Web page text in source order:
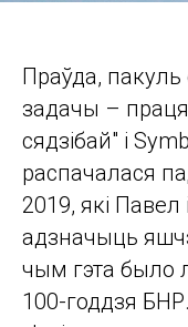
Праўда,
задачы –
сядзібай" і
распачалася
2019, які
адзначыць
чым гэта было
100-годдзя